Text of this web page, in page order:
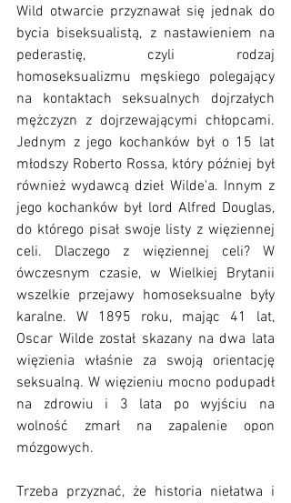
Wild otwarcie przyznawał się jednak do
bycia biseksualistą, z nastawieniem na
pederastię, czyli rodzaj
homoseksualizmu męskiego polegający
na kontaktach seksualnych dojrzałych
mężczyzn z dojrzewającymi chłopcami.
Jednym z jego kochanków był o 15 lat
młodszy Roberto Rossa, który później był
również wydawcą dzieł Wilde'a. Innym z
jego kochanków był lord Alfred Douglas,
do którego pisał swoje listy z więziennej
celi. Dlaczego z więziennej celi? W
ówczesnym czasie, w Wielkiej Brytanii
wszelkie przejawy homoseksualne były
karalne. W 1895 roku, mając 41 lat,
Oscar Wilde został skazany na dwa lata
więzienia właśnie za swoją orientację
seksualną. W więzieniu mocno podupadł
na zdrowiu i 3 lata po wyjściu na
wolność zmarł na zapalenie opon
mózgowych.
Trzeba przyznać, że historia niełatwa i